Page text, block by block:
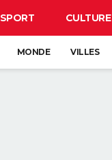
SPORT CULTURE
MONDE VILLES